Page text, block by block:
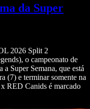
da Super
2026 Split 2
o campeonato de
Super Semana, que está
(7) e terminar somente na
RED Canids é marcado